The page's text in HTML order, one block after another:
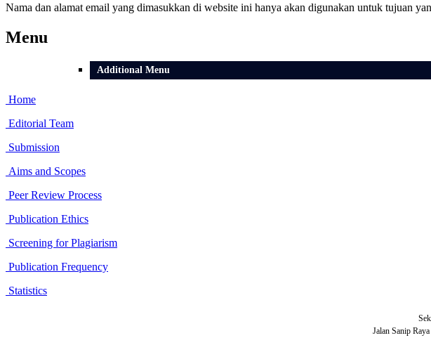
Nama dan alamat email yang dimasukkan di website ini hanya akan digunakan untuk tujuan
Menu
Additional Menu
Home
Editorial Team
Submission
Aims and Scopes
Peer Review Process
Publication Ethics
Screening for Plagiarism
Publication Frequency
Statistics
Jalan Sanip